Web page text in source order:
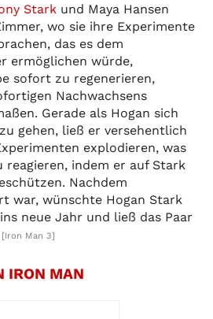
Stark und Maya Hansen
wo sie ihre Experimente
das es dem
ermöglichen würde,
sofort zu regenerieren,
Nachwachsens
Gerade als Hogan sich
gehen, ließ er versehentlich
explodieren, was
reagieren, indem er auf Stark
Nachdem
war, wünschte Hogan Stark
neue Jahr und ließ das Paar
[Iron Man 3]
IRON MAN